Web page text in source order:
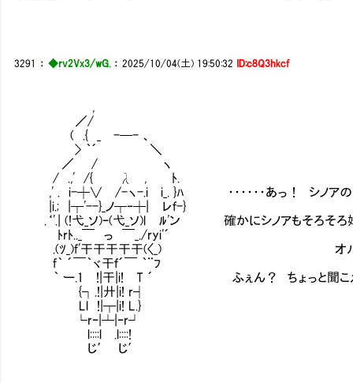
3291 ：◆rv2Vx3/wG. ：2025/10/04(土) 19:50:32 ID:c8Q3hkcf
／/
( .{ _ -─- 、
> ｀´ ＼
／ / ヽ
/ .,' /{ λ , ﾄ.
,' . i-┼∨ /-ヽ-.i i_. }ﾊ ・・・・・・あっ！ シノアのこ
|i.; |┬'--}_ノ┬‐┼| レｆ-}
.‘'.| (!弋_ソ)ｰ(弋_ソ)l ﾙ'ン 確かにシノアもそろそろ婚
ﾄrﾄ.._￣ っ ￣_./ryi'´
.(ﾂ_)f'干干干干干(〈_) オルタ、あ
f｀ ´￣｀ヾ干ｆ´￣ ｀¨ﾌ
｀ ー.1 !|干|i! T ´ ふぇん？ ちょっと聞こえた
{┐.!|廾|i! r┤
Ll !|┬|i! L.}
└rｰ|┴|ｰr┘
l::::l .l::::!
じ′ じ′